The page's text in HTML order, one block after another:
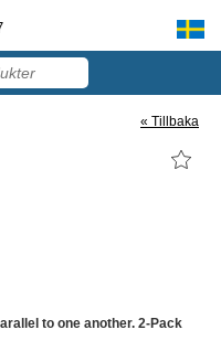
« Tillbaka
to one another. 2-Pack